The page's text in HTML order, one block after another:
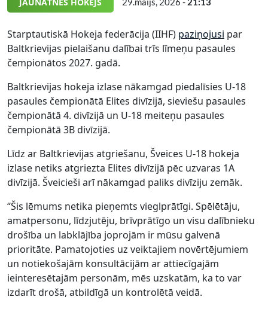
Starptautiskā Hokeja federācija (IIHF) paziņojusi par
Baltkrievijas pielaišanu dalībai trīs līmeņu pasaules
čempionātos 2027. gadā.
Baltkrievijas hokeja izlase nākamgad piedalīsies U-18
pasaules čempionātā Elites divīzijā, sieviešu pasaules
čempionātā 4. divīzijā un U-18 meiteņu pasaules
čempionātā 3B divīzijā.
Līdz ar Baltkrievijas atgriešanu, Šveices U-18 hokeja
izlase netiks atgriezta Elites divīzijā pēc uzvaras 1A
divīzijā. Šveicieši arī nākamgad paliks divīziju zemāk.
“Šis lēmums netika pieņemts vieglprātīgi. Spēlētāju,
amatpersonu, līdzjutēju, brīvprātīgo un visu dalībnieku
drošība un labklājība joprojām ir mūsu galvenā
prioritāte. Pamatojoties uz veiktajiem novērtējumiem
un notiekošajām konsultācijām ar attiecīgajām
ieinteresētajām personām, mēs uzskatām, ka to var
izdarīt drošā, atbildīgā un kontrolētā veidā.